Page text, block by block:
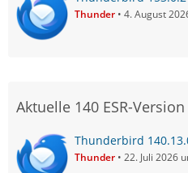
Thunder 4. August
Aktuelle 140 ESR-Version
Thunderbird
Thunder 22. Juli 2026